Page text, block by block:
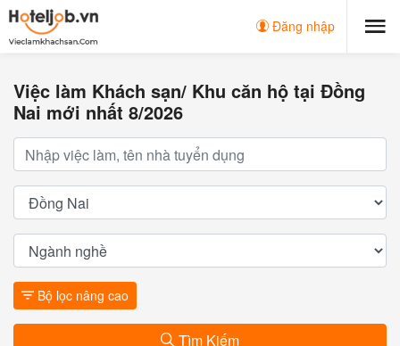
Đăng nhập
Việc làm Khách sạn/ Khu căn hộ tại Đồng
Nai mới nhất 8/2026
Bộ lọc nâng cao
Tìm Kiếm